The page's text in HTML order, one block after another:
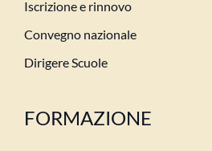
Iscrizione e rinnovo
Convegno nazionale
Dirigere Scuole
FORMAZIONE